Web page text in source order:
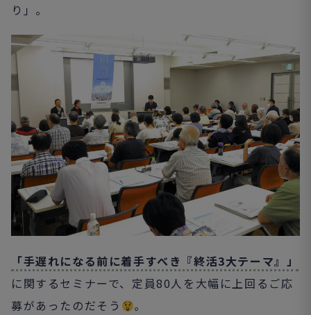
り」。
「手遅れになる前に着手すべき『終活3大テーマ』」
に関するセミナーで、定員80人を大幅に上回るご応
募があったのだそう
。